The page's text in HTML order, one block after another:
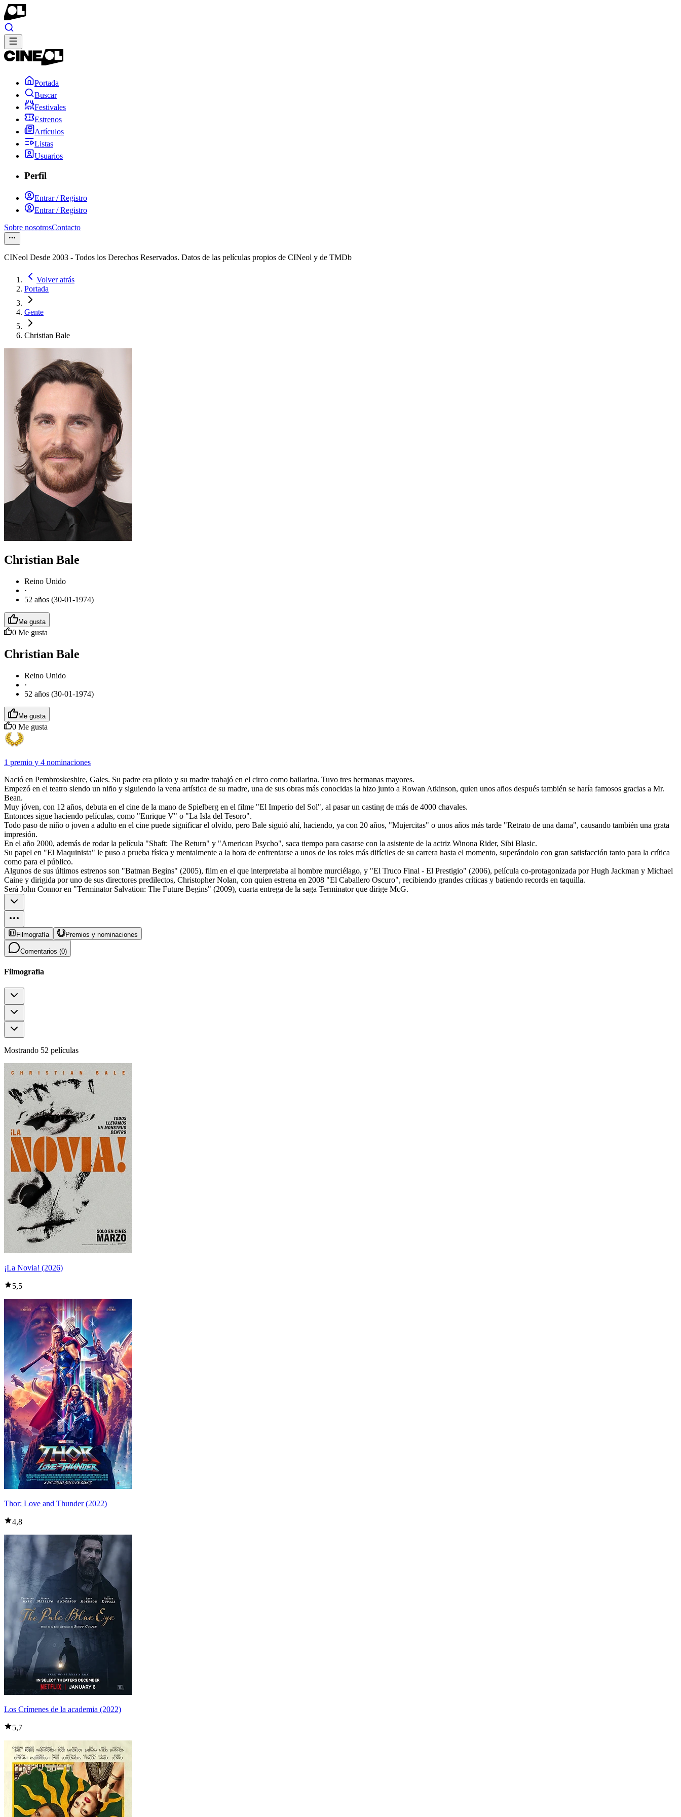
Portada
Buscar
Festivales
Estrenos
Artículos
Listas
Usuarios
Perfil
Entrar / Registro
Entrar / Registro
Sobre nosotrosContacto
CINeol Desde 2003 - Todos los Derechos Reservados. Datos de las películas propios de CINeol y de TMDb
Volver atrás
Portada
Gente
Christian Bale
Christian Bale
Reino Unido
·
52 años (30-01-1974)
Me gusta
0 Me gusta
Christian Bale
Reino Unido
·
52 años (30-01-1974)
Me gusta
0 Me gusta
1 premio y 4 nominaciones
Nació en Pembroskeshire, Gales. Su padre era piloto y su madre trabajó en el circo como bailarina. Tuvo tres hermanas mayores.
Empezó en el teatro siendo un niño y siguiendo la vena artística de su madre, una de sus obras más conocidas la hizo junto a Rowan Atkinson, quien unos años después también se haría famosos gracias a Mr.
Bean.
Muy jóven, con 12 años, debuta en el cine de la mano de Spielberg en el filme "El Imperio del Sol", al pasar un casting de más de 4000 chavales.
Entonces sigue haciendo películas, como "Enrique V" o "La Isla del Tesoro".
Todo paso de niño o joven a adulto en el cine puede significar el olvido, pero Bale siguió ahí, haciendo, ya con 20 años, "Mujercitas" o unos años más tarde "Retrato de una dama", causando también una grata
impresión.
En el año 2000, además de rodar la película "Shaft: The Return" y "American Psycho", saca tiempo para casarse con la asistente de la actriz Winona Rider, Sibi Blasic.
Su papel en "El Maquinista" le puso a prueba física y mentalmente a la hora de enfrentarse a unos de los roles más difíciles de su carrera hasta el momento, superándolo con gran satisfacción tanto para la crítica
como para el público.
Algunos de sus últimos estrenos son "Batman Begins" (2005), film en el que interpretaba al hombre murciélago, y "El Truco Final - El Prestigio" (2006), película co-protagonizada por Hugh Jackman y Michael
Caine y dirigida por uno de sus directores predilectos, Christopher Nolan, con quien estrena en 2008 "El Caballero Oscuro", recibiendo grandes críticas y batiendo records en taquilla.
Será John Connor en "Terminator Salvation: The Future Begins" (2009), cuarta entrega de la saga Terminator que dirige McG.
Filmografía Premios y nominaciones
Comentarios (0)
Filmografía
Mostrando 52 películas
¡La Novia! (2026)
5,5
Thor: Love and Thunder (2022)
4,8
Los Crímenes de la academia (2022)
5,7